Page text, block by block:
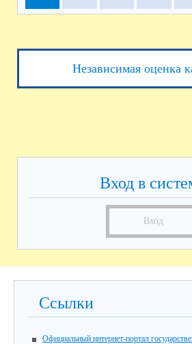
Независимая оценка
Вход в
Вход
Ссылки
Официальный интернет-портал